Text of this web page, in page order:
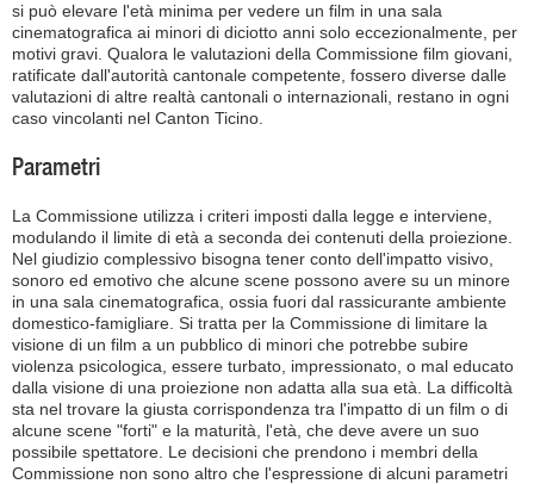
si può elevare l'età minima per vedere un film in una sala
cinematografica ai minori di diciotto anni solo eccezionalmente, per
motivi gravi. Qualora le valutazioni della Commissione film giovani,
ratificate dall'autorità cantonale competente, fossero diverse dalle
valutazioni di altre realtà cantonali o internazionali, restano in ogni
caso vincolanti nel Canton Ticino.
Parametri
La Commissione utilizza i criteri imposti dalla legge e interviene,
modulando il limite di età a seconda dei contenuti della proiezione.
Nel giudizio complessivo bisogna tener conto dell'impatto visivo,
sonoro ed emotivo che alcune scene possono avere su un minore
in una sala cinematografica, ossia fuori dal rassicurante ambiente
domestico-famigliare. Si tratta per la Commissione di limitare la
visione di un film a un pubblico di minori che potrebbe subire
violenza psicologica, essere turbato, impressionato, o mal educato
dalla visione di una proiezione non adatta alla sua età. La difficoltà
sta nel trovare la giusta corrispondenza tra l'impatto di un film o di
alcune scene "forti" e la maturità, l'età, che deve avere un suo
possibile spettatore. Le decisioni che prendono i membri della
Commissione non sono altro che l'espressione di alcuni parametri